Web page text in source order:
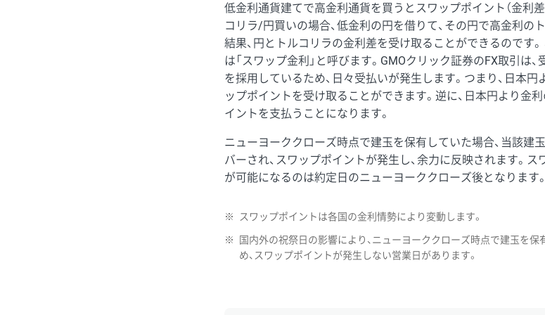
低金利通貨建てで高金利通貨を買うとスワップポイント（金利
コリラ/円買いの場合、低金利の円を借りて、その円で高金利の
結果、円とトルコリラの金利差を受け取ることができるのです
は「スワップ金利」と呼びます。GMOクリック証券のFX取引は
を採用しているため、日々受払いが発生します。つまり、日本
ップポイントを受け取ることができます。逆に、日本円より金
イントを支払うことになります。
ニューヨーククローズ時点で建玉を保有していた場合、当該建
バーされ、スワップポイントが発生し、余力に反映されます。
が可能になるのは約定日のニューヨーククローズ後となります
※ スワップポイントは各国の金利情勢により変動します。
※
国内外の祝祭日の影響により、ニューヨーククローズ時点で建玉を
め、スワップポイントが発生しない営業日があります。